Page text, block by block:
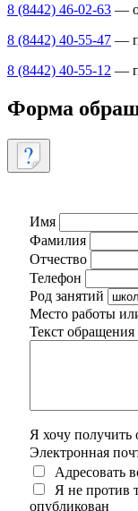
8 (8442) 46-02-63 —
8 (8442) 40-55-47 —
8 (8442) 40-55-12 —
Форма
Имя
Фамилия
Отчество
Телефон
Род занятий
Место работы
Текст обращения
Я хочу получить
Электронная
Адресовать
Я не против
опубликован